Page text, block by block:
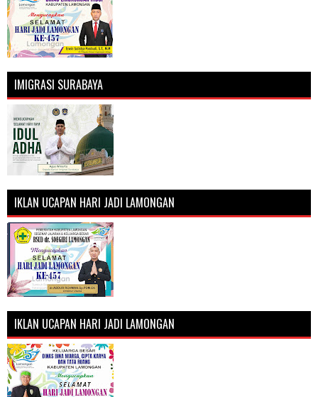
IMIGRASI SURABAYA
IKLAN UCAPAN HARI JADI LAMONGAN
IKLAN UCAPAN HARI JADI LAMONGAN